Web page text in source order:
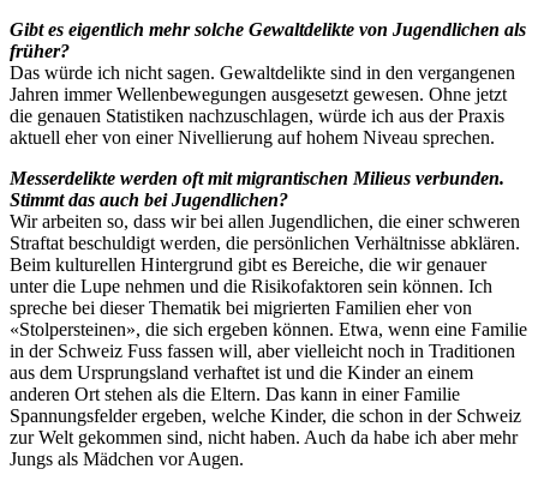
Gibt es eigentlich mehr solche Gewaltdelikte von Jugendlichen als
früher?
Das würde ich nicht sagen. Gewaltdelikte sind in den vergangenen
Jahren immer Wellenbewegungen ausgesetzt gewesen. Ohne jetzt
die genauen Statistiken nachzuschlagen, würde ich aus der Praxis
aktuell eher von einer Nivellierung auf hohem Niveau sprechen.
Messerdelikte werden oft mit migrantischen Milieus verbunden.
Stimmt das auch bei Jugendlichen?
Wir arbeiten so, dass wir bei allen Jugendlichen, die einer schweren
Straftat beschuldigt werden, die persönlichen Verhältnisse abklären.
Beim kulturellen Hintergrund gibt es Bereiche, die wir genauer
unter die Lupe nehmen und die Risikofaktoren sein können. Ich
spreche bei dieser Thematik bei migrierten Familien eher von
«Stolpersteinen», die sich ergeben können. Etwa, wenn eine Familie
in der Schweiz Fuss fassen will, aber vielleicht noch in Traditionen
aus dem Ursprungsland verhaftet ist und die Kinder an einem
anderen Ort stehen als die Eltern. Das kann in einer Familie
Spannungsfelder ergeben, welche Kinder, die schon in der Schweiz
zur Welt gekommen sind, nicht haben. Auch da habe ich aber mehr
Jungs als Mädchen vor Augen.